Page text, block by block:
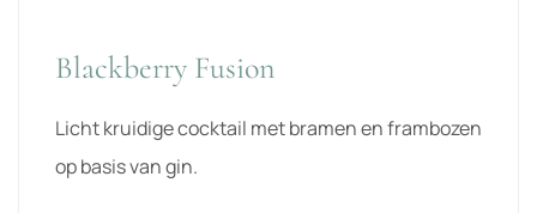
Blackberry Fusion
Licht kruidige cocktail met bramen en frambozen
op basis van gin.